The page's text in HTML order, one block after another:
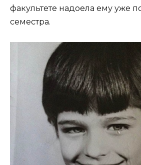
факультете надоела ему уже
семестра.